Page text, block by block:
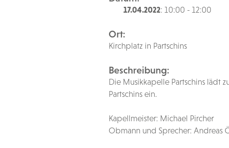
17.04.2022: 10:00 - 12:00
Ort:
Kirchplatz in Partschins
Beschreibung:
Die Musikkapelle Partschins lädt
Partschins ein.
Kapellmeister: Michael Pircher
Obmann und Sprecher: Andreas